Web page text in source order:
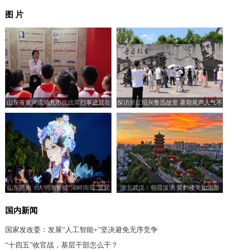
图 片
山东省黄河流域九市抗战英烈事迹展在
济南开展
探访浙江绍兴鲁迅故里 暑期尾声人气不
减
山东济南：大明湖智能“湖畔雨荷”景观
湖北武汉：朝霞泼洒 黄鹤楼美如油画
国内新闻
国家发改委：发展“人工智能+”坚决避免无序竞争
“十四五”收官战，基层干部怎么干？